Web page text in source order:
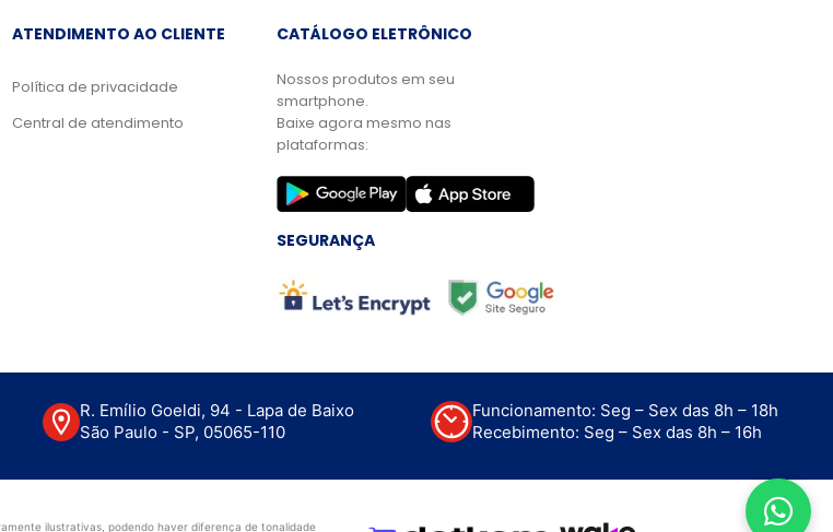
ATENDIMENTO AO CLIENTE
Política de privacidade
Central de atendimento
CATÁLOGO ELETRÔNICO
Nossos produtos em seu
smartphone.
Baixe agora mesmo nas
plataformas:
SEGURANÇA
R. Emílio Goeldi, 94 - Lapa de Baixo
São Paulo - SP, 05065-110
Funcionamento: Seg – Sex das 8h – 18h
Recebimento: Seg – Sex das 8h – 16h
ilustrativas, podendo haver diferença de tonalidade